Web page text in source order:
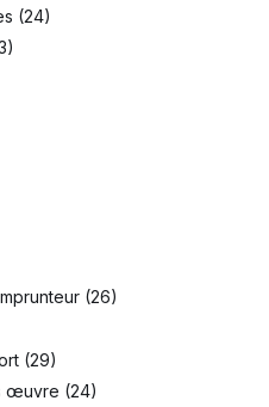
(24)
(26)
(29)
œuvre (24)